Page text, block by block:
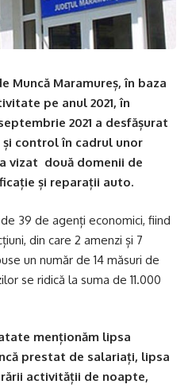
Maramureș, în baza
pe anul 2021, în
2021 a desfășurat
control în cadrul unor
vizat două domenii de
și reparații auto.
39 de agenți economici, fiind
din care 2 amenzi și 7
un număr de 14 măsuri de
se ridică la suma de 11.000
menționăm lipsa
prestat de salariați, lipsa
activității de noapte,